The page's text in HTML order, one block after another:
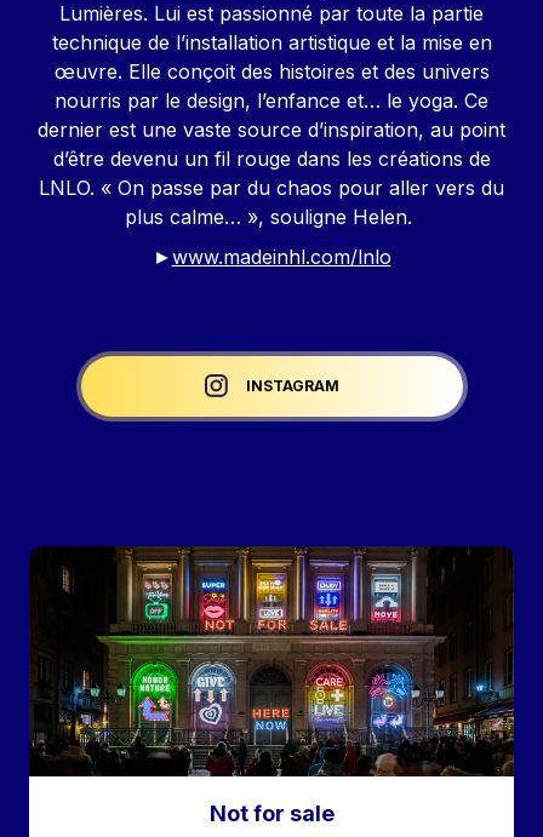
Lumières. Lui est passionné par toute la partie
technique de l’installation artistique et la mise en
œuvre. Elle conçoit des histoires et des univers
nourris par le design, l’enfance et… le yoga. Ce
dernier est une vaste source d’inspiration, au point
d’être devenu un fil rouge dans les créations de
LNLO. « On passe par du chaos pour aller vers du
plus calme… », souligne Helen.
►www.madeinhl.com/lnlo
Liens réseaux
INSTAGRAM
Image
Not for sale